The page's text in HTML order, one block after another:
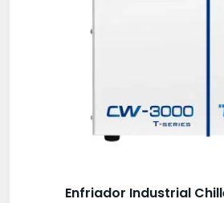
Enfriador Industrial